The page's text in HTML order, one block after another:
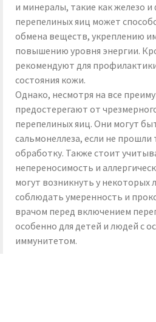
и минералы, такие как железо
перепелиных яиц может
обмена веществ, укреплению
повышению уровня энергии.
рекомендуют для
состояния кожи.
Однако, несмотря на все
предостерегают от
перепелиных яиц. Они могут
сальмонеллеза, если не прошли
обработку. Также стоит
непереносимость и
могут возникнуть у
соблюдать умеренность и
врачом перед включением
особенно для детей и людей с
иммунитетом.